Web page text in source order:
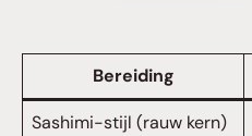
Bereiding
Sashimi-stijl (rauw kern)